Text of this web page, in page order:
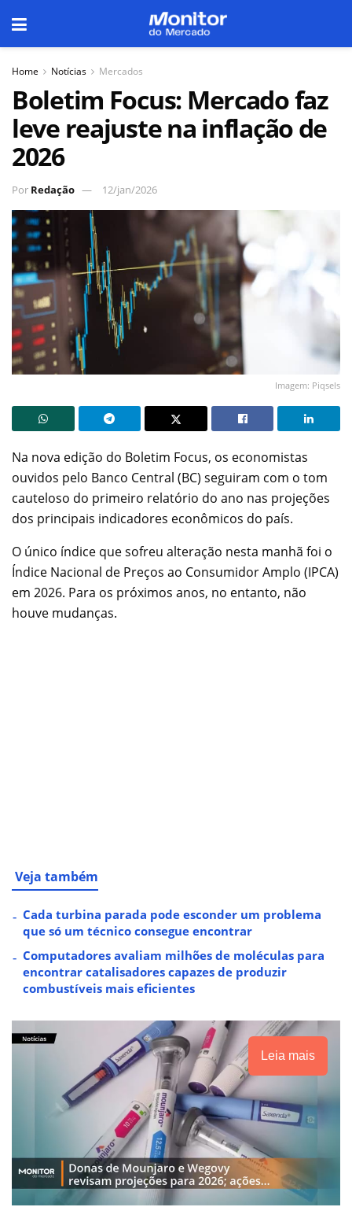
Home Notícias Mercados
Boletim Focus: Mercado faz
leve reajuste na inflação de
2026
Por Redação 12/jan/2026
Imagem: Piqsels
Na nova edição do Boletim Focus, os economistas
ouvidos pelo Banco Central (BC) seguiram com o tom
cauteloso do primeiro relatório do ano nas projeções
dos principais indicadores econômicos do país.
O único índice que sofreu alteração nesta manhã foi o
Índice Nacional de Preços ao Consumidor Amplo (IPCA)
em 2026. Para os próximos anos, no entanto, não
houve mudanças.
Veja também
Cada turbina parada pode esconder um problema
que só um técnico consegue encontrar
Computadores avaliam milhões de moléculas para
encontrar catalisadores capazes de produzir
combustíveis mais eficientes
Leia mais